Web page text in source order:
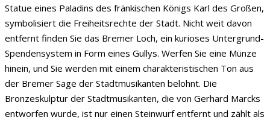
Statue eines Paladins des fränkischen Königs Karl des Großen,
symbolisiert die Freiheitsrechte der Stadt. Nicht weit davon
entfernt finden Sie das Bremer Loch, ein kurioses Untergrund-
Spendensystem in Form eines Gullys. Werfen Sie eine Münze
hinein, und Sie werden mit einem charakteristischen Ton aus
der Bremer Sage der Stadtmusikanten belohnt. Die
Bronzeskulptur der Stadtmusikanten, die von Gerhard Marcks
entworfen wurde, ist nur einen Steinwurf entfernt und zählt als